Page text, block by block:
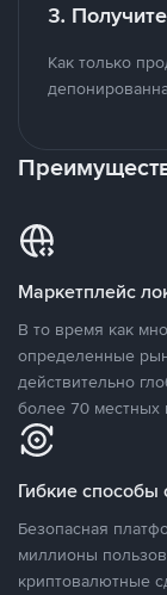
3.
Как только
Маркетплейс
В то время как
определенные
действительно
более 70 местных
Гибкие способы
Безопасная
миллионы
криптовалютные